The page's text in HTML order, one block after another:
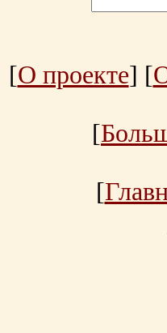
[О проекте] [
[
[